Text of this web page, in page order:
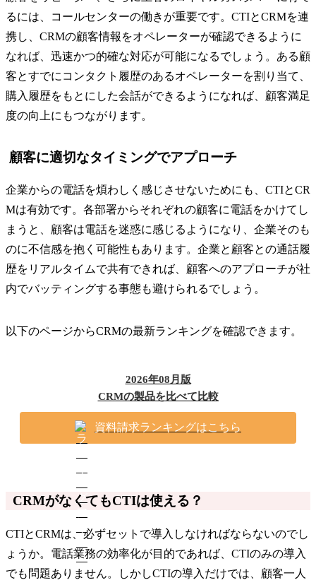
るには、コールセンターの働きが重要です。CTIとCRMを連
携し、CRMの顧客情報をオペレーターが確認できるように
なれば、迅速かつ的確な対応が可能になるでしょう。ある顧
客とすでにコンタクト履歴のあるオペレーターを割り当て、
購入履歴をもとにした会話ができるようになれば、顧客満足
度の向上にもつながります。
顧客に適切なタイミングでアプローチ
企業からの電話を煩わしく感じさせないためにも、CTIとCR
Mは有効です。各部署からそれぞれの顧客に電話をかけてし
まうと、顧客は電話を迷惑に感じるようになり、企業そのも
のに不信感を抱く可能性もあります。企業と顧客との通話履
歴をリアルタイムで共有できれば、顧客へのアプローチが社
内でバッティングする事態も避けられるでしょう。
以下のページからCRMの最新ランキングを確認できます。
2026年08月版
CRMの製品を比べて比較
資料請求ランキングはこちら
CRMがなくてもCTIは使える？
CTIとCRMは、必ずセットで導入しなければならないのでし
ょうか。電話業務の効率化が目的であれば、CTIのみの導入
でも問題ありません。しかしCTIの導入だけでは、顧客一人